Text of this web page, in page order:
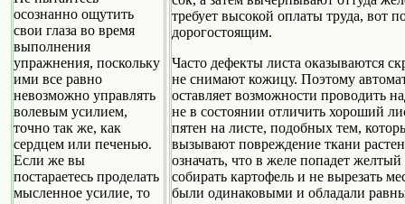
осознанно ощутить
свои глаза во время
выполнения
упражнения, поскольку
ими все равно
невозможно управлять
волевым усилием,
точно так же, как
сердцем или печенью.
Если же вы
постараетесь проделать
мысленное усилие, то
требует высокой оплаты труда, вот
дорогостоящим.
Часто дефекты листа оказываются
не снимают кожицу. Поэтому
оставляет возможности проводить
не в состоянии отличить хороший
пятен на листе, подобных тем,
вызывают повреждение ткани
означать, что в желе попадет
собирать картофель и не вырезать
были одинаковыми и обладали